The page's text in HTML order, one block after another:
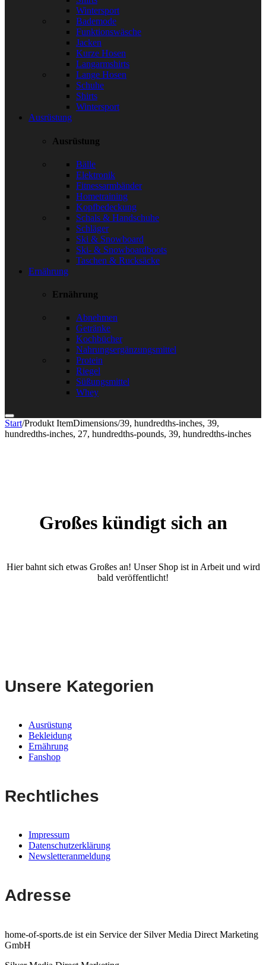
Wintersport
Bademode
Funktionswäsche
Jacken
Kurze Hosen
Langarmshirts
Lange Hosen
Schuhe
Shirts
Wintersport
Ausrüstung
Ausrüstung
Bälle
Elektronik
Fitnessarmbänder
Hometraining
Kopfbedeckung
Schals & Handschuhe
Schläger
Ski & Snowboard
Ski- & Snowboardboots
Taschen & Rucksäcke
Ernährung
Ernährung
Abnehmen
Getränke
Kochbücher
Nahrungsergänzungsmittel
Protein
Riegel
Süßungsmittel
Whey
Start/Produkt ItemDimensions/39, hundredths-inches, 39,
hundredths-inches, 27, hundredths-pounds, 39, hundredths-inches
Großes kündigt sich an
Hier bahnt sich etwas Großes an! Unser Shop ist in Arbeit und wird
bald veröffentlicht!
Unsere Kategorien
Ausrüstung
Bekleidung
Ernährung
Fanshop
Rechtliches
Impressum
Datenschutzerklärung
Newsletteranmeldung
Adresse
home-of-sports.de ist ein Service der Silver Media Direct Marketing
GmbH